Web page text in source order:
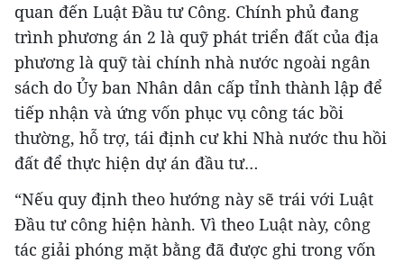
quan đến Luật Đầu tư Công. Chính phủ đang
trình phương án 2 là quỹ phát triển đất của địa
phương là quỹ tài chính nhà nước ngoài ngân
sách do Ủy ban Nhân dân cấp tỉnh thành lập để
tiếp nhận và ứng vốn phục vụ công tác bồi
thường, hỗ trợ, tái định cư khi Nhà nước thu hồi
đất để thực hiện dự án đầu tư…
“Nếu quy định theo hướng này sẽ trái với Luật
Đầu tư công hiện hành. Vì theo Luật này, công
tác giải phóng mặt bằng đã được ghi trong vốn